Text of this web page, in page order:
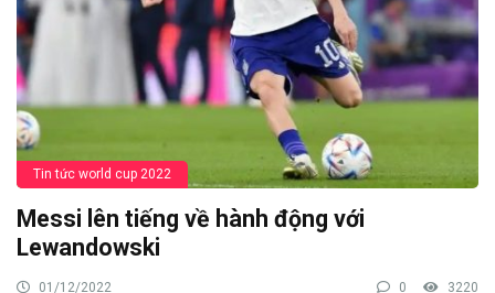
Tin tức world cup 2022
Messi lên tiếng về hành động với
Lewandowski
01/12/2022 0 3220